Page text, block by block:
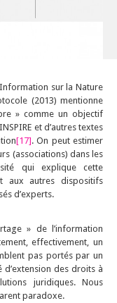
sur la Nature
(2013) mentionne
» comme un objectif
et d’autres textes
[17]. On peut estimer
(associations) dans les
qui explique cette
aux autres dispositifs
d’experts.
» de l’information
effectivement, un
pas portés par un
des droits à
juridiques. Nous
paradoxe.